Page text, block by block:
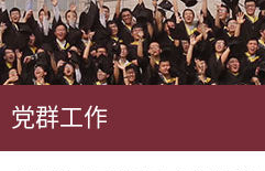
党群工作